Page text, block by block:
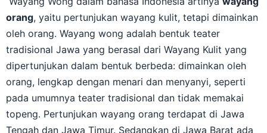
orang
, yaitu pertunjukan wayang kulit, tetapi dimainkan
oleh orang. Wayang wong adalah bentuk teater
tradisional Jawa yang berasal dari Wayang Kulit yang
dipertunjukan dalam bentuk berbeda: dimainkan oleh
orang, lengkap dengan menari dan menyanyi, seperti
pada umumnya teater tradisional dan tidak memakai
topeng. Pertunjukan wayang orang terdapat di Jawa
Tengah dan Jawa Timur. Sedangkan di Jawa Barat ada